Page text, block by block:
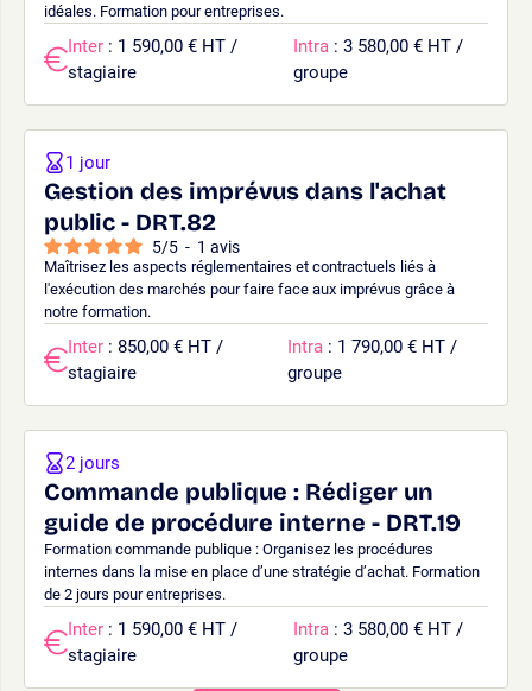
idéales. Formation pour entreprises.
Inter : 1 590,00 € HT /
stagiaire
Intra : 3 580,00 € HT /
groupe
Gestion des imprévus dans l'achat
public - DRT.82
5/5 - 1 avis
Maîtrisez les aspects réglementaires et contractuels liés à
l'exécution des marchés pour faire face aux imprévus grâce à
notre formation.
1 jour
Inter : 850,00 € HT /
stagiaire
Intra : 1 790,00 € HT /
groupe
Commande publique : Rédiger un
guide de procédure interne - DRT.19
Formation commande publique : Organisez les procédures
internes dans la mise en place d’une stratégie d’achat. Formation
de 2 jours pour entreprises.
2 jours
Inter : 1 590,00 € HT /
stagiaire
Intra : 3 580,00 € HT /
groupe